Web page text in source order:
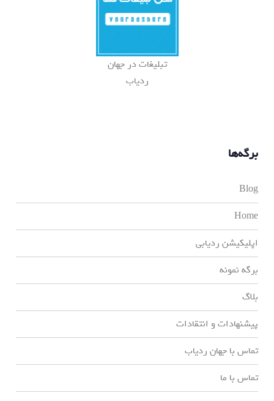
تبلیغات در جهان
ردیاب
برگه‌ها
Blog
Home
اپلیکیشن ردیابی
برگه نمونه
بلاگ
پیشنهادات و انتقادات
تماس با جهان ردیاب
تماس با ما